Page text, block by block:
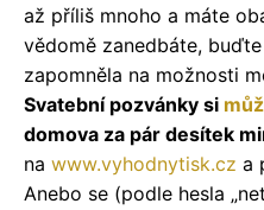
až příliš mnoho a máte
vědomě zanedbáte,
zapomněla na možnosti
Svatební pozvánky si
domova za pár desítek
na www.vyhodnytisk.cz a
Anebo se (podle hesla